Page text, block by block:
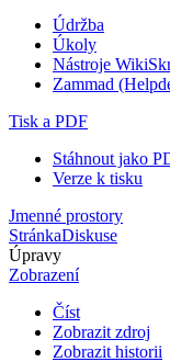
Údržba
Úkoly
Nástroje
Zammad
Tisk a PDF
Stáhnout jako
Verze k tisku
Jmenné prostory
StránkaDiskuse
Úpravy
Zobrazení
Číst
Zobrazit zdroj
Zobrazit historii